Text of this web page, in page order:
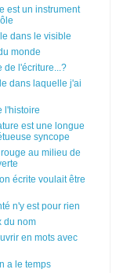
est un instrument
dans le visible
monde
de l'écriture...?
dans laquelle j'ai
l'histoire
est une longue
syncope
au milieu de
écrite voulait être
n'y est pour rien
du nom
en mots avec
a le temps